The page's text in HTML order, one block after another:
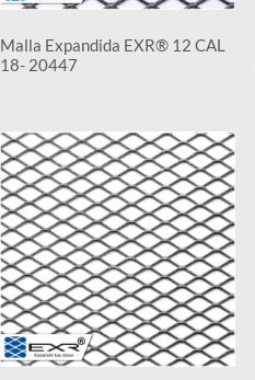
Malla Expandida EXR® 12 CAL
18- 20447